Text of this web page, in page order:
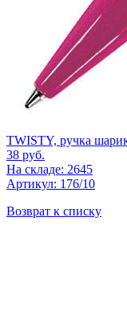
TWISTY, ручка
38 руб.
На складе: 2645
Артикул: 176/10
Возврат к списку